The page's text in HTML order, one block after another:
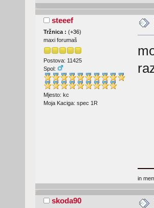
steeef
Tržnica : (+36)
maxi forumaš
Postova: 11425
Spol:
Mjesto: kc
Moja Kaciga: spec 1R
in
skoda90